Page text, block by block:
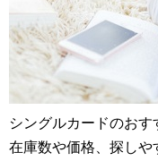
シングルカードのおす
在庫数や価格、探しや